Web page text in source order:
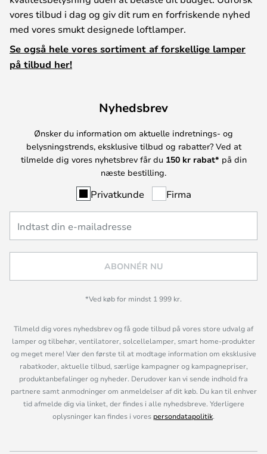
vores tilbud i dag og giv dit rum en forfriskende nyhed
med vores smukt designede loftlamper.
Se også hele vores sortiment af forskellige lamper
på tilbud her!
Nyhedsbrev
Ønsker du information om aktuelle indretnings- og
belysningstrends, eksklusive tilbud og rabatter? Ved at
tilmelde dig vores nyhetsbrev får du 150 kr rabat* på din
næste bestilling.
Privatkunde Firma
ABONNÉR NU
*Ved køb for mindst 1 999 kr.
Tilmeld dig vores nyhedsbrev og få gode tilbud på vores store udvalg af
lamper og tilbehør, ventilatorer, solcellelamper, smart home-produkter
og meget mere! Vær den første til at modtage information om eksklusive
rabatkoder, aktuelle tilbud, særlige kampagner og kampagnepriser,
produktanbefalinger og nyheder. Derudover kan vi sende indhold fra
partnere samt anmodninger om anmeldelser af dit køb. Du kan til enhver
tid afmelde dig via linket, der findes i alle nyhedsbreve. Yderligere
oplysninger kan findes i vores persondatapolitik.